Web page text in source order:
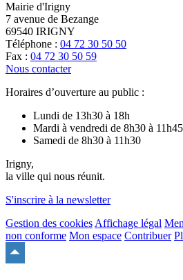
Mairie d'Irigny
7 avenue de Bezange
69540 IRIGNY
Téléphone : 04 72 30 50 50
Fax : 04 72 30 50 59
Nous contacter
Horaires d’ouverture au public :
Lundi de 13h30 à 18h
Mardi à vendredi de 8h30 à
Samedi de 8h30 à 11h30
Irigny,
la ville qui nous réunit.
S'inscrire à la newsletter
Gestion des cookiesAffichage légal
non conforme Mon espace Contribuer